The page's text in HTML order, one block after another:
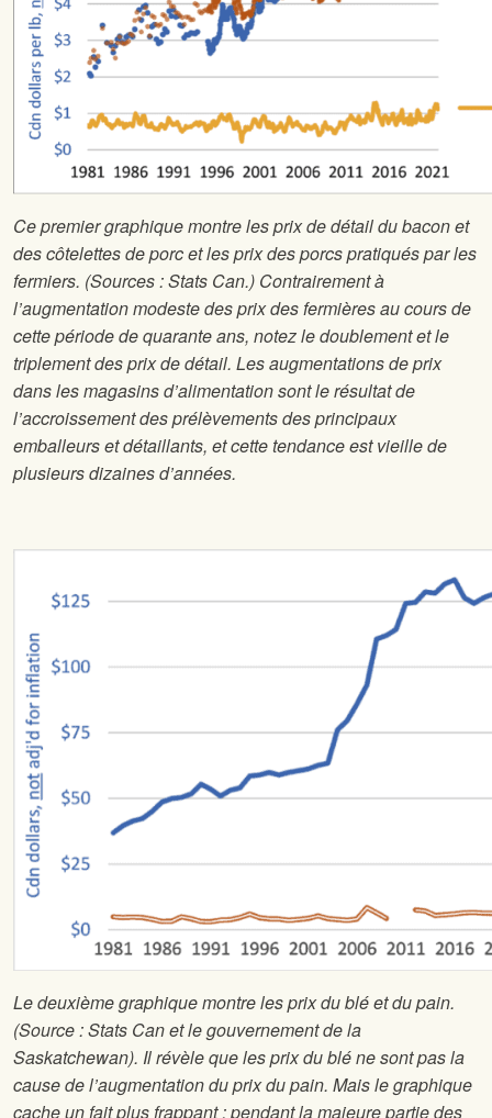
Ce premier graphique montre les prix de détail du bacon et
des côtelettes de porc et les prix des porcs pratiqués par les
fermiers. (Sources : Stats Can.) Contrairement à
l’augmentation modeste des prix des fermières au cours de
cette période de quarante ans, notez le doublement et le
triplement des prix de détail. Les augmentations de prix
dans les magasins d’alimentation sont le résultat de
l’accroissement des prélèvements des principaux
emballeurs et détaillants, et cette tendance est vieille de
plusieurs dizaines d’années.
Le deuxième graphique montre les prix du blé et du pain.
(Source : Stats Can et le gouvernement de la
Saskatchewan). Il révèle que les prix du blé ne sont pas la
cause de l’augmentation du prix du pain. Mais le graphique
cache un fait plus frappant : pendant la majeure partie des